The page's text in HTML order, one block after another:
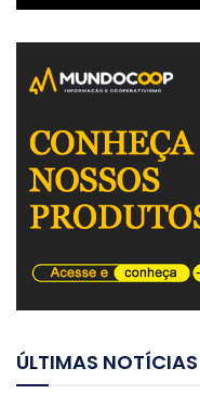
ÚLTIMAS NOTÍCIAS